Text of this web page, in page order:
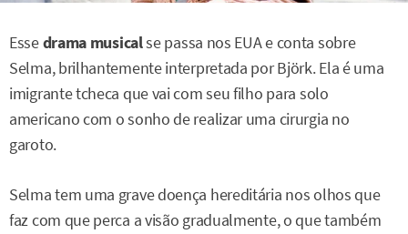
Essedrama musicalse passa nos EUA e conta sobre
Selma, brilhantemente interpretada por Björk. Ela é uma
imigrante tcheca que vai com seu filho para solo
americano com o sonho de realizar uma cirurgia no
garoto.
Selma tem uma grave doença hereditária nos olhos que
faz com que perca a visão gradualmente, o que também